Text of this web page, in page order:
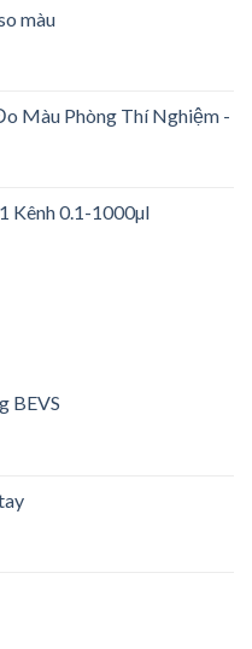
màu
Màu Phòng Thí Nghiệm -
Kênh 0.1-1000µl
BEVS